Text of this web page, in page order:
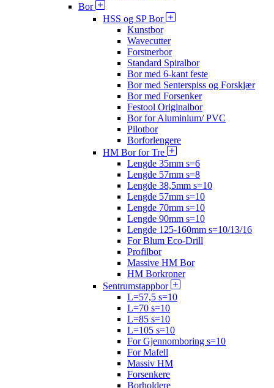
Bor
HSS og SP Bor
Kunstbor
Wavecutter
Forstnerbor
Standard Spiralbor
Bor med 6-kant feste
Bor med Senterspiss og Forskjær
Bor med Forsenker
Festool Originalbor
Bor for Aluminium/ PVC
Pilotbor
Borforlengere
HM Bor for Tre
Lengde 35mm s=6
Lengde 57mm s=8
Lengde 38,5mm s=10
Lengde 57mm s=10
Lengde 70mm s=10
Lengde 90mm s=10
Lengde 125-160mm s=10/13/16
For Blum Eco-Drill
Profilbor
Massive HM Bor
HM Borkroner
Sentrumstappbor
L=57,5 s=10
L=70 s=10
L=85 s=10
L=105 s=10
For Gjennomboring s=10
For Mafell
Massiv HM
Forsenkere
Borholdere